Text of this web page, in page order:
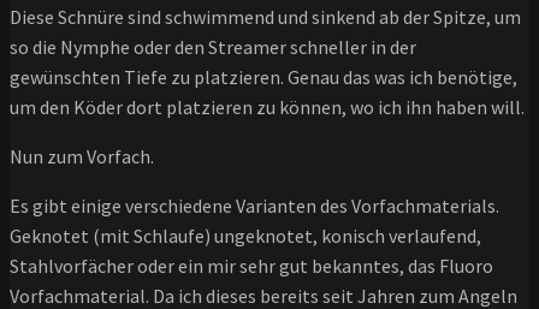
Diese Schnüre sind schwimmend und sinkend ab der Spitze, um
so die Nymphe oder den Streamer schneller in der
gewünschten Tiefe zu platzieren. Genau das was ich benötige,
um den Köder dort platzieren zu können, wo ich ihn haben will.
Nun zum Vorfach.
Es gibt einige verschiedene Varianten des Vorfachmaterials.
Geknotet (mit Schlaufe) ungeknotet, konisch verlaufend,
Stahlvorfächer oder ein mir sehr gut bekanntes, das Fluoro
Vorfachmaterial. Da ich dieses bereits seit Jahren zum Angeln